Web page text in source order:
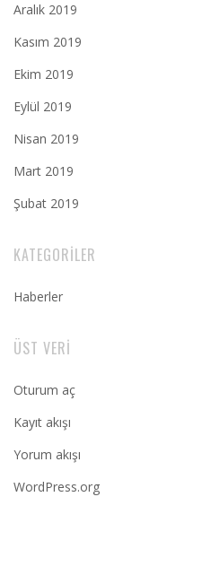
Aralık 2019
Kasım 2019
Ekim 2019
Eylül 2019
Nisan 2019
Mart 2019
Şubat 2019
KATEGORILER
Haberler
ÜST VERI
Oturum aç
Kayıt akışı
Yorum akışı
WordPress.org